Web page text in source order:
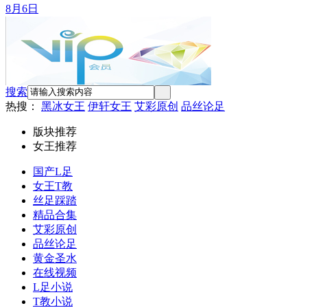
8月6日
搜索
热搜：
黑冰女王 伊轩女王 艾彩原创 品丝论足
版块推荐
女王推荐
国产L足
女王T教
丝足踩踏
精品合集
艾彩原创
品丝论足
黄金圣水
在线视频
L足小说
T教小说